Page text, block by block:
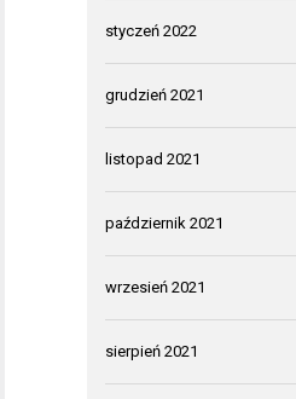
styczeń 2022
grudzień 2021
listopad 2021
październik 2021
wrzesień 2021
sierpień 2021